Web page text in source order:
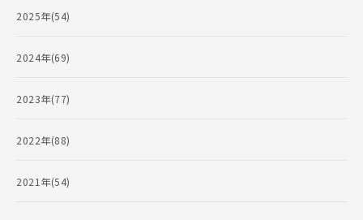
2025年(54)
2024年(69)
2023年(77)
2022年(88)
2021年(54)